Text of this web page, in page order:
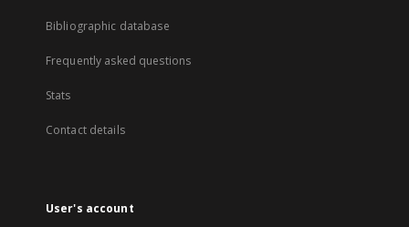
Bibliographic database
Frequently asked questions
Stats
Contact details
User's account